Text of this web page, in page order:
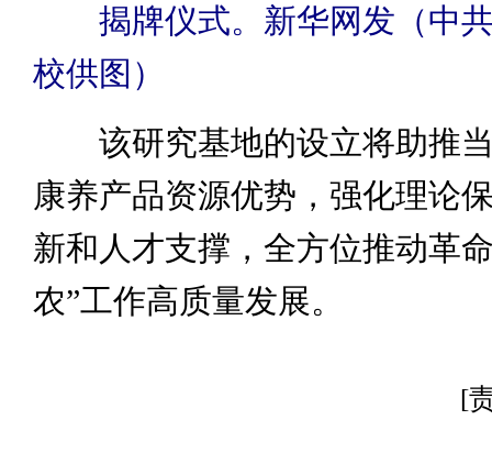
揭牌仪式。新华网发（中
校供图）
该研究基地的设立将助推当
康养产品资源优势，强化理论
新和人才支撑，全方位推动革
农”工作高质量发展。
[